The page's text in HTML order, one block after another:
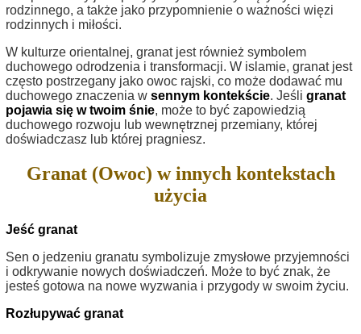
rodzinnego, a także jako przypomnienie o ważności więzi
rodzinnych i miłości.
W kulturze orientalnej, granat jest również symbolem
duchowego odrodzenia i transformacji. W islamie, granat jest
często postrzegany jako owoc rajski, co może dodawać mu
duchowego znaczenia w sennym kontekście. Jeśli granat
pojawia się w twoim śnie, może to być zapowiedzią
duchowego rozwoju lub wewnętrznej przemiany, której
doświadczasz lub której pragniesz.
Granat (Owoc) w innych kontekstach
użycia
Jeść granat
Sen o jedzeniu granatu symbolizuje zmysłowe przyjemności
i odkrywanie nowych doświadczeń. Może to być znak, że
jesteś gotowa na nowe wyzwania i przygody w swoim życiu.
Rozłupywać granat